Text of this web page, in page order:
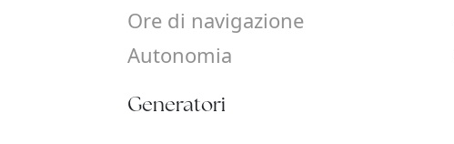
Ore di navigazione
Autonomia
Generatori